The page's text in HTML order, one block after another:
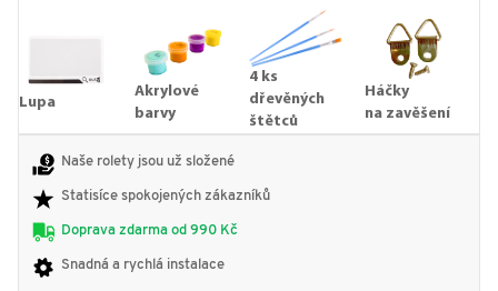
Lupa
Akrylové
barvy
4 ks
dřevěných
štětců
Háčky
na zavěšení
Naše rolety jsou už složené
Statisíce spokojených zákazníků
Doprava zdarma od 990 Kč
Snadná a rychlá instalace